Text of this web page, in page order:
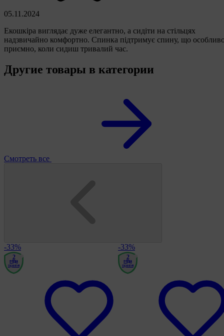
05.11.2024
Екошкіра виглядає дуже елегантно, а сидіти на стільцях
надзвичайно комфортно. Спинка підтримує спину, що
приємно, коли сидиш тривалий час.
Другие товары в категории
Смотреть все
-33%
2
года
гарантия
-33%
2
года
гарантия